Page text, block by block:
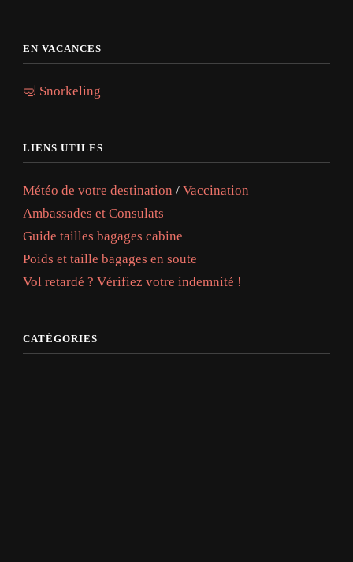
EN VACANCES
🤿 Snorkeling
LIENS UTILES
Météo de votre destination / Vaccination
Ambassades et Consulats
Guide tailles bagages cabine
Poids et taille bagages en soute
Vol retardé ? Vérifiez votre indemnité !
CATÉGORIES